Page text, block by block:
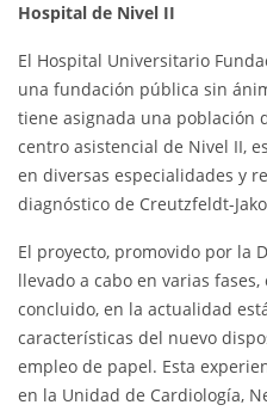
Hospital de Nivel II
El Hospital Universitario
una fundación pública sin
tiene asignada una población
centro asistencial de Nivel II,
en diversas especialidades y
diagnóstico de Creutzfeldt-
El proyecto, promovido por la
llevado a cabo en varias
concluido, en la actualidad
características del nuevo
empleo de papel. Esta
en la Unidad de Cardiología,